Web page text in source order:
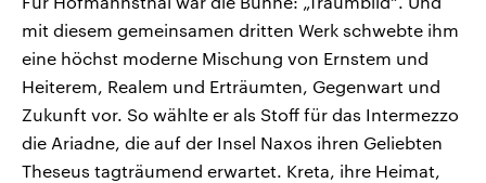
mit diesem gemeinsamen dritten Werk schwebte ihm
eine höchst moderne Mischung von Ernstem und
Heiterem, Realem und Erträumten, Gegenwart und
Zukunft vor. So wählte er als Stoff für das Intermezzo
die Ariadne, die auf der Insel Naxos ihren Geliebten
Theseus tagträumend erwartet. Kreta, ihre Heimat,